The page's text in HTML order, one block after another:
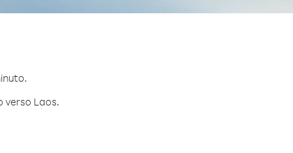
verso Laos.